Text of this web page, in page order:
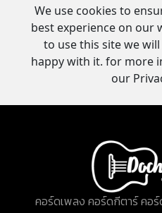
We use cookies to
best experience on our
to use this site we
happy with it. for more
our
คอร์ดเพลง คอร์ดกีตาร์ คอร์